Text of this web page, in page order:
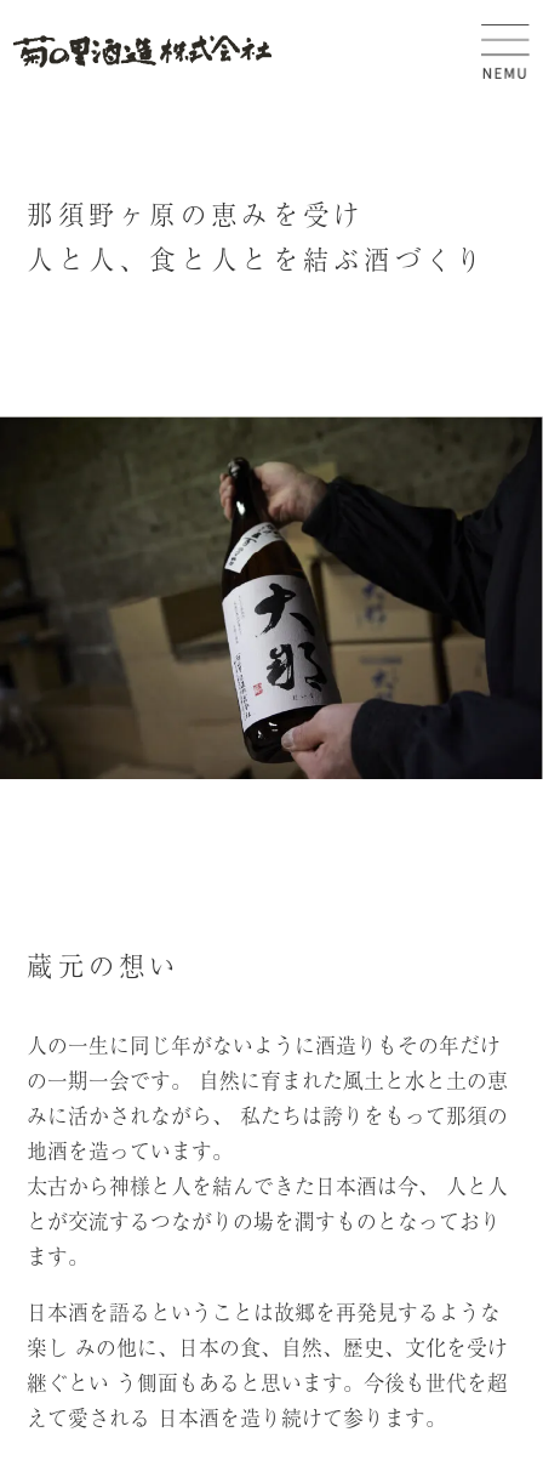
HOME 商品案内
会社概要
よくあるご質問
お知らせ
お問い合わせ
那 須野 ヶ 原 の 恵 み を 受 け
人 と 人 、 食 と 人 と を 結ぶ酒 づ く り
蔵元の想い
人の一生に同じ年がないように酒造りもその年だけ
の一期一会です。
自然に育まれた風土と水と土の恵
みに活かされながら、
私たちは誇りをもって那須の
地酒を造っています。
太古から神様と人を結んできた日本酒は今、
人と人
とが交流するつながりの場を潤すものとなっており
ます。
日本酒を語るということは故郷を再発見するような
楽し みの他に、 日本の食、自然、歴史、文化を受け
継ぐとい う側面もあると思います。 今後も世代を超
えて愛される 日本酒を造り続けて参ります。